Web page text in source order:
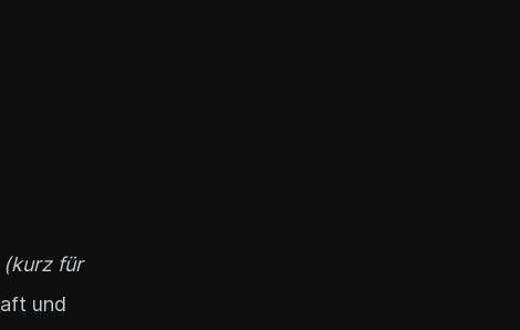
(kurz für
und